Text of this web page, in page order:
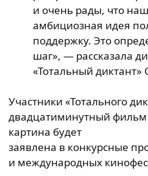
и очень рады, что
амбициозная идея
поддержку. Это
шаг», ― рассказала
«Тотальный диктант»
Участники «Тотального
двадцатиминутный
картина будет
заявлена в конкурсные
и международных